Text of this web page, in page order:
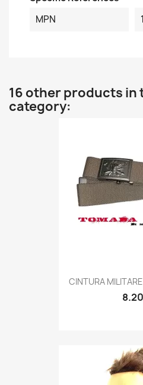
MPN
1
16 other products in
category:

CINTURA
8.20